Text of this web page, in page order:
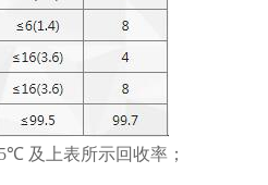
及上表所示回收率；